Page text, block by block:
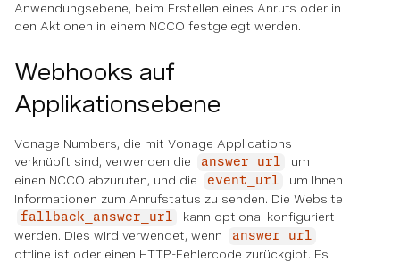
Anwendungsebene, beim Erstellen eines Anrufs oder in
den Aktionen in einem NCCO festgelegt werden.
Webhooks auf
Applikationsebene
Vonage Numbers, die mit Vonage Applications
verknüpft sind, verwenden die
answer_url
um
einen NCCO abzurufen, und die
event_url
um Ihnen
Informationen zum Anrufstatus zu senden. Die Website
fallback_answer_url
kann optional konfiguriert
werden. Dies wird verwendet, wenn
answer_url
offline ist oder einen HTTP-Fehlercode zurückgibt. Es